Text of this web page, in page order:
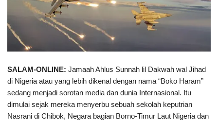
SALAM-ONLINE: Jamaah Ahlus Sunnah lil Dakwah wal Jihad
di Nigeria atau yang lebih dikenal dengan nama “Boko Haram”
sedang menjadi sorotan media dan dunia Internasional. Itu
dimulai sejak mereka menyerbu sebuah sekolah keputrian
Nasrani di Chibok, Negara bagian Borno-Timur Laut Nigeria dan